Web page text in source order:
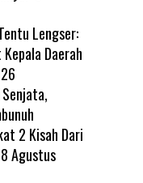
Lengser:
Daerah
2 Kisah Dari
8 Agustus